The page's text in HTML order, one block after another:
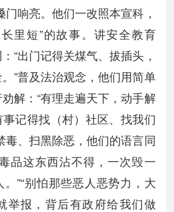
门响亮。他们一改照本宣科，
里短”的故事。讲安全教育
“出门记得关煤气、拔插头，
”普及法治观念，他们用简单
解：“有理走遍天下，动手解
记得找（村）社区、找我们
毒、扫黑除恶，他们的语言同
品这东西沾不得，一次毁一
”“别怕那些恶人恶势力，大
举报，背后有政府给我们做